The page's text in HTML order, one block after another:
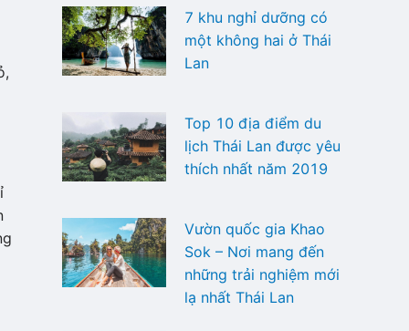
7 khu nghỉ dưỡng có
một không hai ở Thái
Lan
Top 10 địa điểm du
lịch Thái Lan được yêu
thích nhất năm 2019
Vườn quốc gia Khao
Sok – Nơi mang đến
những trải nghiệm mới
lạ nhất Thái Lan